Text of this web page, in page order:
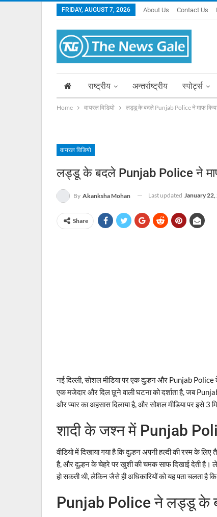
FRIDAY, AUGUST 7, 2026 About Us Contact Us
राष्ट्रीय अन्तर्राष्ट्रीय स्पोर्ट्स
Home वायरल विडियो लड्डू के बदले Punjab Police ने माफ किया
वायरल विडियो
लड्डू के बदले Punjab Police ने माफ
By Akanksha Mohan Last updated January
Share
नई दिल्ली, सोशल मीडिया पर एक दुल्हन और Punjab Police के
एक मजेदार और दिल छूने वाली घटना को दर्शाता है, जब
और प्यार का अहसास दिलाया है, और सोशल मीडिया पर इसे 3
शादी के जश्न में Punjab
वीडियो में दिखाया गया है कि दुल्हन अपनी हल्दी की रस्म के
है, और दुल्हन के चेहरे पर खुशी की चमक साफ दिखाई देती है।
हो सकती थी, लेकिन जैसे ही अधिकारियों को यह पता चलता है
Punjab Police ने लड्डू के